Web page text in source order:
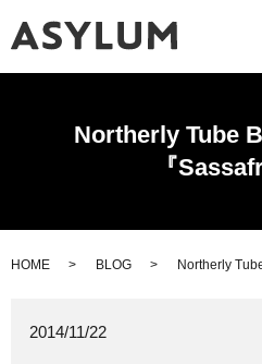
Northerly Tube
『
HOME BLOG Northerly
2014/11/22